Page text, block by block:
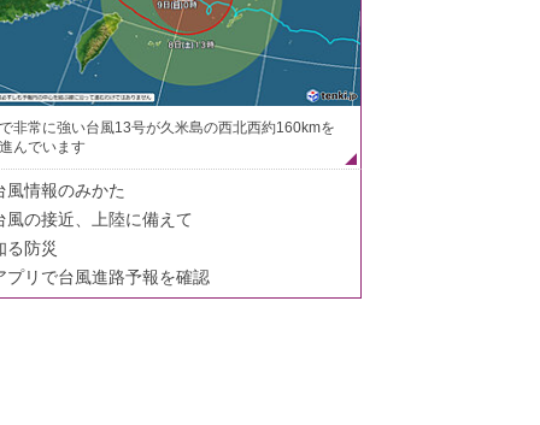
非常に強い台風13号が久米島の西北西約160kmを
んでいます
風情報のみかた
風の接近、上陸に備えて
る防災
プリで台風進路予報を確認